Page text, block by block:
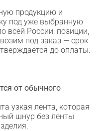
продукцию и
под уже выбранную
всей России; позиции,
под заказ — срок
до оплаты.
от обычного
узкая лента, которая
шнур без ленты